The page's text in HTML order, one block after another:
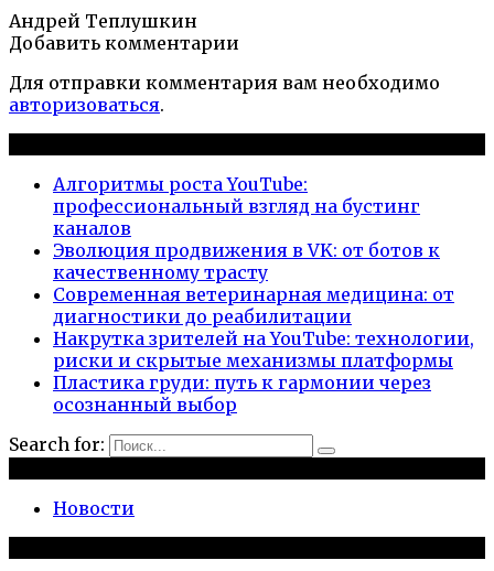
Андрей Теплушкин
Добавить комментарии
Для отправки комментария вам необходимо
авторизоваться.
Алгоритмы роста YouTube:
профессиональный взгляд на бустинг
каналов
Эволюция продвижения в VK: от ботов к
качественному трасту
Современная ветеринарная медицина: от
диагностики до реабилитации
Накрутка зрителей на YouTube: технологии,
риски и скрытые механизмы платформы
Пластика груди: путь к гармонии через
осознанный выбор
Search for:
Новости